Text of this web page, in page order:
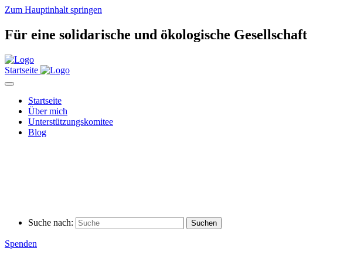
Zum Hauptinhalt springen
Für eine solidarische und ökologische Gesellschaft
Startseite
Startseite
Über mich
Unterstützungskomitee
Blog
Suche nach:
Spenden